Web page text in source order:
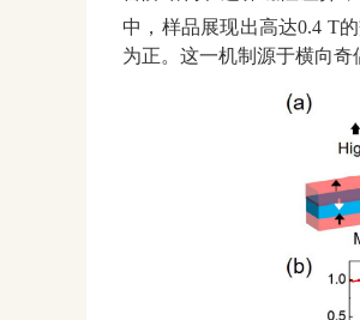
中，样品展现出高达0.4 T
为正。这一机制源于横向奇